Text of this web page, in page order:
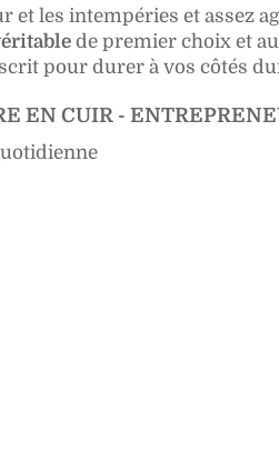
et les intempéries et assez
de premier choix et
pour durer à vos côtés
EN CUIR -